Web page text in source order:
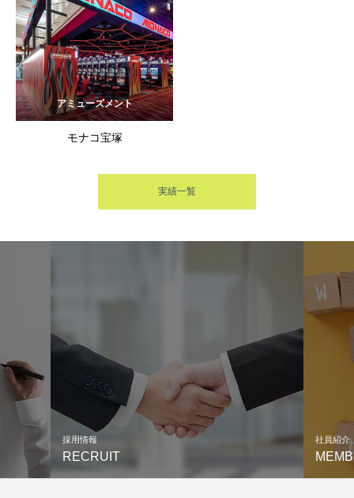
アミューズメント
モナコ宝塚
実績一覧
社員紹介
MEMBER
キャリア